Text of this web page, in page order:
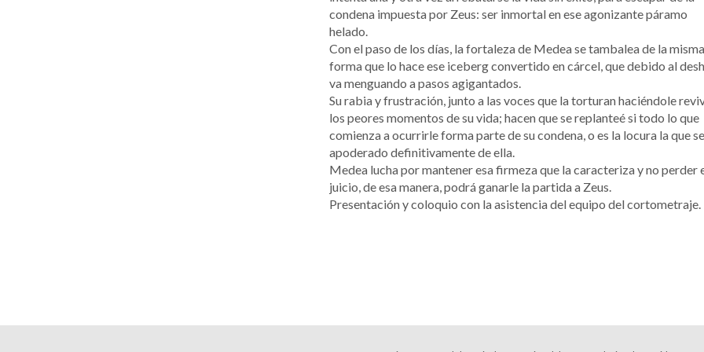
condena impuesta por Zeus: ser inmortal en ese agonizante páramo
helado.
Con el paso de los días, la fortaleza de Medea se tambalea de la misma
forma que lo hace ese iceberg convertido en cárcel, que debido al
va menguando a pasos agigantados.
Su rabia y frustración, junto a las voces que la torturan haciéndole
los peores momentos de su vida; hacen que se replanteé si todo lo que
comienza a ocurrirle forma parte de su condena, o es la locura la que
apoderado definitivamente de ella.
Medea lucha por mantener esa firmeza que la caracteriza y no perder
juicio, de esa manera, podrá ganarle la partida a Zeus.
Presentación y coloquio con la asistencia del equipo del cortometraje.